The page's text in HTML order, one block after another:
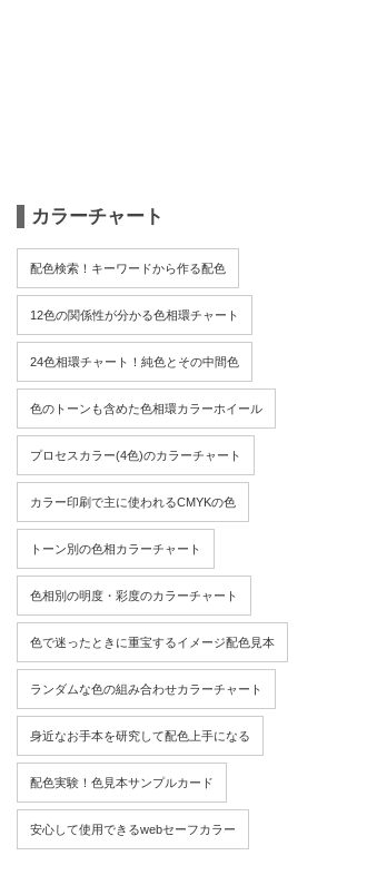
カラーチャート
配色検索！キーワードから作る配色
12色の関係性が分かる色相環チャート
24色相環チャート！純色とその中間色
色のトーンも含めた色相環カラーホイール
プロセスカラー(4色)のカラーチャート
カラー印刷で主に使われるCMYKの色
トーン別の色相カラーチャート
色相別の明度・彩度のカラーチャート
色で迷ったときに重宝するイメージ配色見本
ランダムな色の組み合わせカラーチャート
身近なお手本を研究して配色上手になる
配色実験！色見本サンプルカード
安心して使用できるwebセーフカラー